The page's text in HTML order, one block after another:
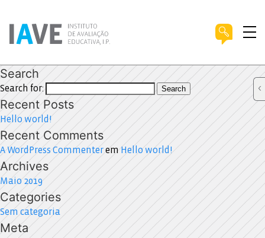
Search
Search for: Search
Recent Posts
Hello world!
Recent Comments
A WordPress Commenterem Hello world!
Archives
Maio 2019
Categories
Sem categoria
Meta